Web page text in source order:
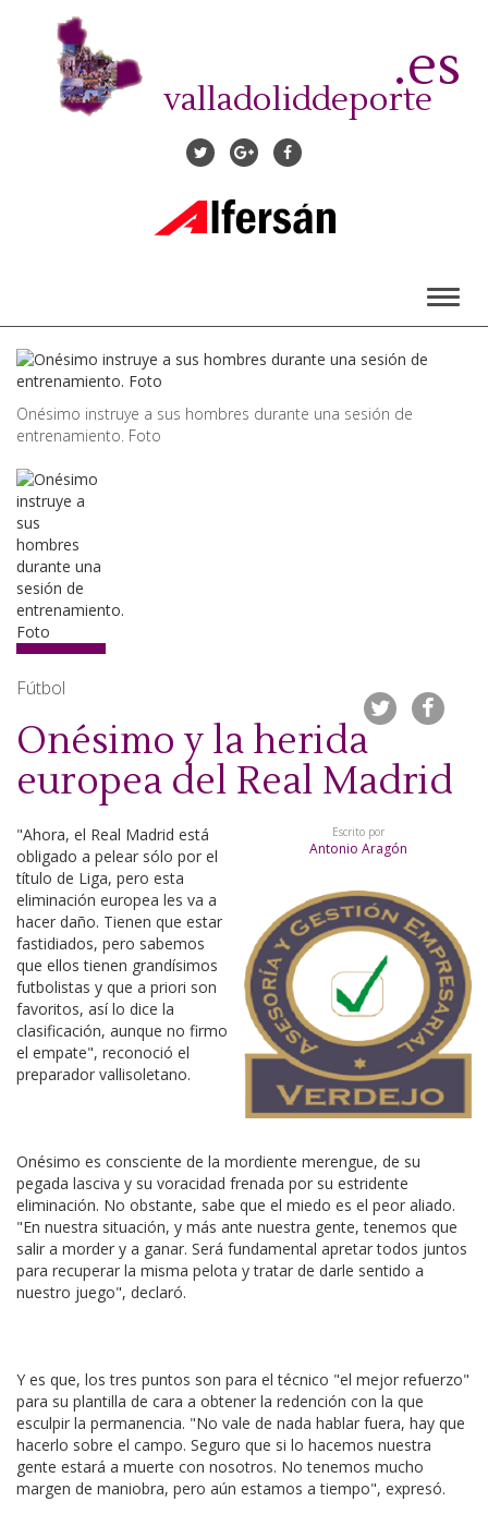
contenido
valladoliddeporte
.es
Onésimo instruye a sus hombres durante una sesión de
entrenamiento. Foto
Fútbol
Onésimo y la herida
europea del Real Madrid
Escrito por
Antonio Aragón
"Ahora, el Real Madrid está
obligado a pelear sólo por el
título de Liga, pero esta
eliminación europea les va a
hacer daño. Tienen que estar
fastidiados, pero sabemos
que ellos tienen grandísimos
futbolistas y que a priori son
favoritos, así lo dice la
clasificación, aunque no firmo
el empate", reconoció el
preparador vallisoletano.
Onésimo es consciente de la mordiente merengue, de su
pegada lasciva y su voracidad frenada por su estridente
eliminación. No obstante, sabe que el miedo es el peor aliado.
"En nuestra situación, y más ante nuestra gente, tenemos que
salir a morder y a ganar. Será fundamental apretar todos juntos
para recuperar la misma pelota y tratar de darle sentido a
nuestro juego", declaró.
Y es que, los tres puntos son para el técnico "el mejor refuerzo"
para su plantilla de cara a obtener la redención con la que
esculpir la permanencia. "No vale de nada hablar fuera, hay que
hacerlo sobre el campo. Seguro que si lo hacemos nuestra
gente estará a muerte con nosotros. No tenemos mucho
margen de maniobra, pero aún estamos a tiempo", expresó.